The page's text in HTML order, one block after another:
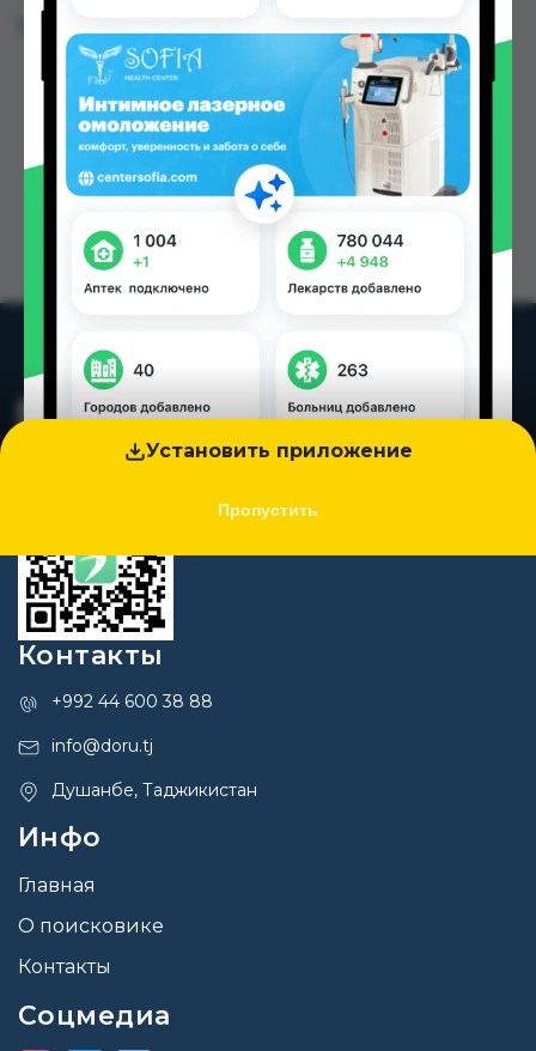
Установить приложение
Пропустить
Контакты
+992 44 600 38 88
info@doru.tj
Душанбе, Таджикистан
Инфо
Главная
О поисковике
Контакты
Соцмедиа